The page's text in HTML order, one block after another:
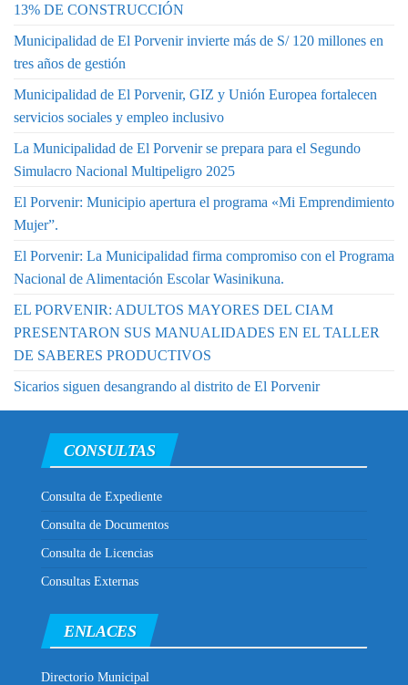
13% DE CONSTRUCCIÓN
Municipalidad de El Porvenir invierte más de S/ 120 millones en
tres años de gestión
Municipalidad de El Porvenir, GIZ y Unión Europea fortalecen
servicios sociales y empleo inclusivo
La Municipalidad de El Porvenir se prepara para el Segundo
Simulacro Nacional Multipeligro 2025
El Porvenir: Municipio apertura el programa «Mi Emprendimiento
Mujer”.
El Porvenir: La Municipalidad firma compromiso con el Programa
Nacional de Alimentación Escolar Wasinikuna.
EL PORVENIR: ADULTOS MAYORES DEL CIAM
PRESENTARON SUS MANUALIDADES EN EL TALLER
DE SABERES PRODUCTIVOS
Sicarios siguen desangrando al distrito de El Porvenir
CONSULTAS
Consulta de Expediente
Consulta de Documentos
Consulta de Licencias
Consultas Externas
ENLACES
Directorio Municipal